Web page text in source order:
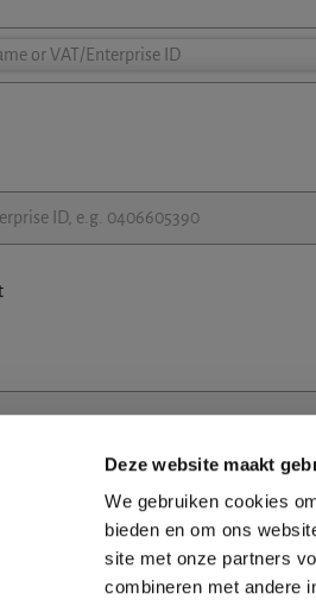
Deze website maakt
We gebruiken cookies
bieden en om ons
site met onze partners
combineren met andere
or VAT/Enterprise ID